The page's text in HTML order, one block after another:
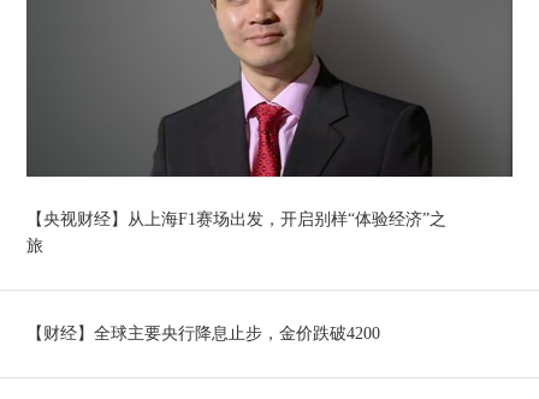
【央视财经】从上海F1赛场出发，开启别样“体验经济”之
旅
【财经】全球主要央行降息止步，金价跌破4200